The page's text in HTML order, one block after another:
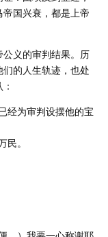
国兴衰，都是上帝
义的审判结果。历
的人生轨迹，也处
经为审判设摆他的宝
。